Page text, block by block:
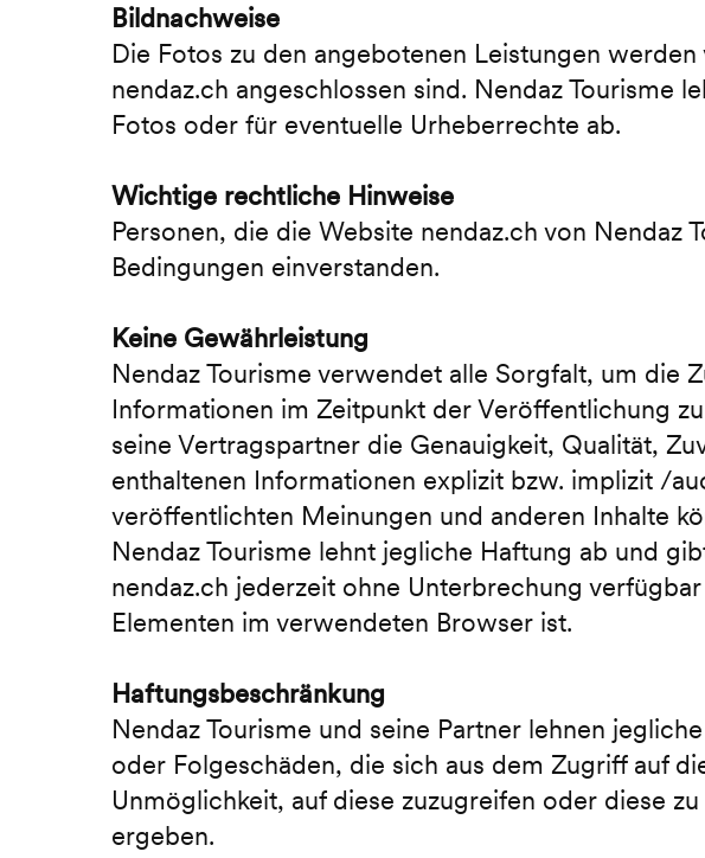
Bildnachweise
Die Fotos zu den angebotenen Leistungen
nendaz.ch angeschlossen sind. Nendaz
Fotos oder für eventuelle Urheberrechte ab.
Wichtige rechtliche Hinweise
Personen, die die Website nendaz.ch von
Bedingungen einverstanden.
Keine Gewährleistung
Nendaz Tourisme verwendet alle Sorgfalt, um die
Informationen im Zeitpunkt der Veröffentlichung
seine Vertragspartner die Genauigkeit, Qualität,
enthaltenen Informationen explizit bzw. implizit /
veröffentlichten Meinungen und anderen Inhalte
Nendaz Tourisme lehnt jegliche Haftung ab und
nendaz.ch jederzeit ohne Unterbrechung
Elementen im verwendeten Browser ist.
Haftungsbeschränkung
Nendaz Tourisme und seine Partner lehnen
oder Folgeschäden, die sich aus dem Zugriff auf
Unmöglichkeit, auf diese zuzugreifen oder diese
ergeben.